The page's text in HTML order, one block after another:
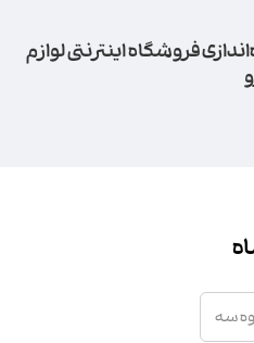
فروشگاه اینترنتی لوازم
سه